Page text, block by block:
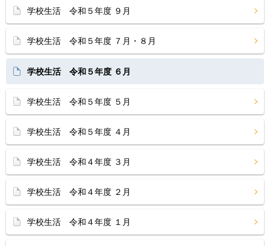
学校生活 令和５年度 ９月
学校生活 令和５年度 ７月・８月
学校生活 令和５年度 ６月
学校生活 令和５年度 ５月
学校生活 令和５年度 ４月
学校生活 令和４年度 ３月
学校生活 令和４年度 ２月
学校生活 令和４年度 １月